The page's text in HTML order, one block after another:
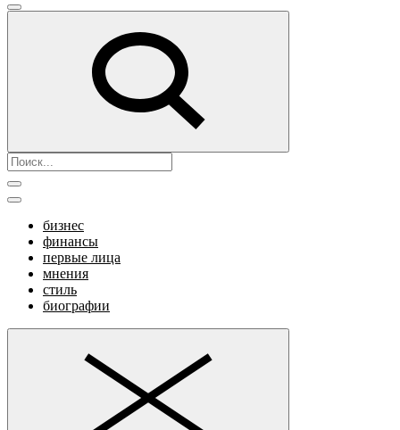
бизнес
финансы
первые лица
мнения
стиль
биографии